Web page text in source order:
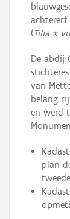
achtererf
(Tilia x
De abdij
van
belang­
en werd
plan